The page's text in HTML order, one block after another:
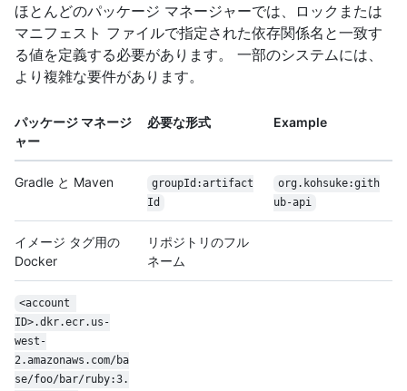
ほとんどのパッケージ マネージャーでは、ロックまたは
マニフェスト ファイルで指定された依存関係名と一致す
る値を定義する必要があります。 一部のシステムには、
より複雑な要件があります。
パッケージ マネージ
ャー
必要な形式 Example
Gradle と Maven
groupId:artifact
Id
org.kohsuke:gith
ub-api
イメージ タグ用の
Docker
リポジトリのフル
ネーム
<account
ID>.dkr.ecr.us-
west-
2.amazonaws.com/ba
se/foo/bar/ruby:3.